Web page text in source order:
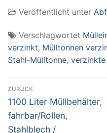
Tragegriffe, Inhalt
Veröffentlicht unter
Verschlagwortet
verzinkt, Mülltonnen
Stahl-Mülltonne,
ZURÜCK
Vorheriger
Beitrag:
1100 Liter Müllbehälter,
fahrbar/Rollen,
Stahlblech /